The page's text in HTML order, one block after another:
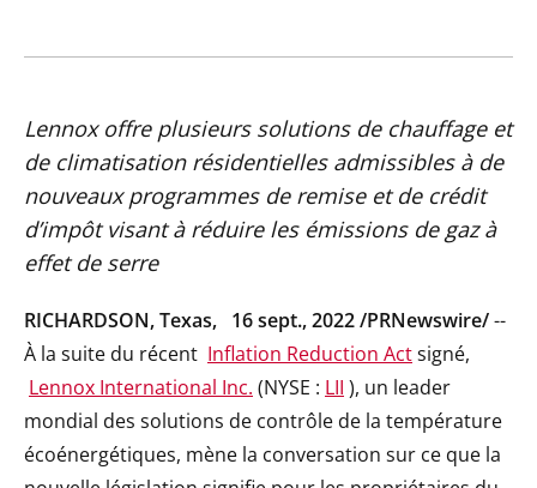
Lennox offre plusieurs solutions de chauffage et
de climatisation résidentielles admissibles à de
nouveaux programmes de remise et de crédit
d’impôt visant à réduire les émissions de gaz à
effet de serre
RICHARDSON, Texas, 16 sept., 2022/PRNewswire/--
À la suite du récent Inflation Reduction Actsigné,
Lennox International Inc. (NYSE : LII ), un leader
mondial des solutions de contrôle de la température
écoénergétiques, mène la conversation sur ce que la